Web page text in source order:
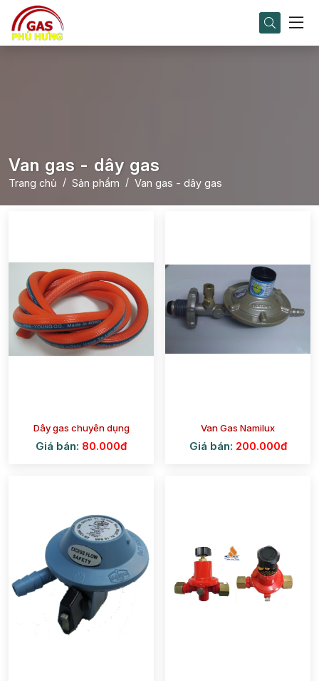
Van gas - dây gas
Trang chủ Sản phẩm Van gas - dây gas
Dây gas chuyên dụng
Giá bán: 80.000đ
Van Gas Namilux
Giá bán: 200.000đ